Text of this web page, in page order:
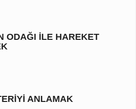
ODAĞI ILE HAREKET
ANLAMAK